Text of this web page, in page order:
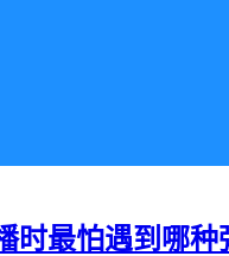
时最怕遇到哪种